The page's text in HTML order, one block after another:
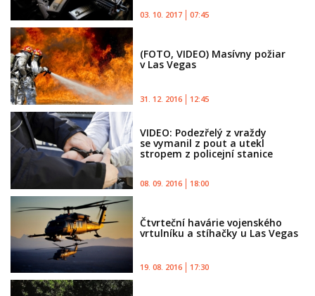
03. 10. 2017 07:45
(FOTO, VIDEO) Masívny požiar
v Las Vegas
31. 12. 2016 12:45
VIDEO: Podezřelý z vraždy
se vymanil z pout a utekl
stropem z policejní stanice
08. 09. 2016 18:00
Čtvrteční havárie vojenského
vrtulníku a stíhačky u Las Vegas
19. 08. 2016 17:30